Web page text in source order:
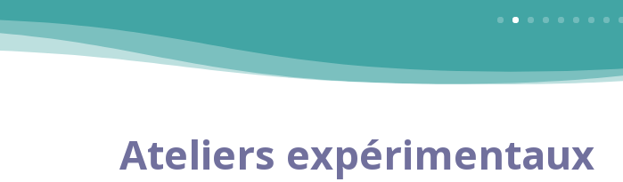
Ateliers expérimentaux